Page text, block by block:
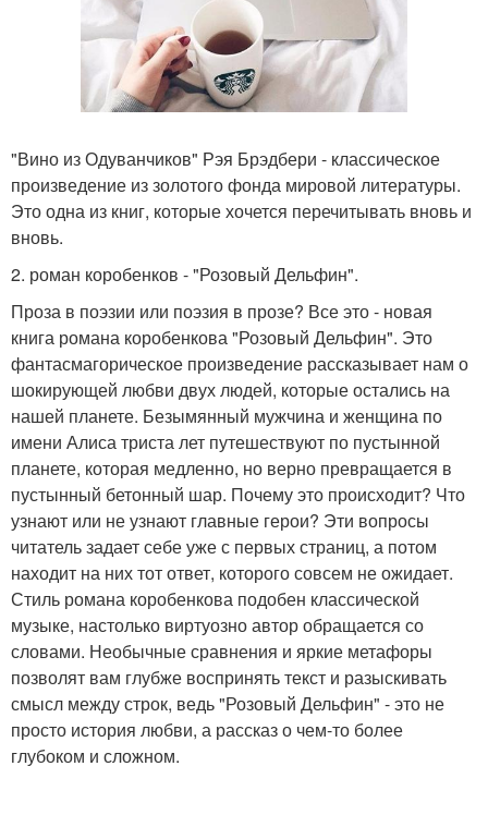
"Вино из Одуванчиков" Рэя Брэдбери - классическое
произведение из золотого фонда мировой литературы.
Это одна из книг, которые хочется перечитывать вновь и
вновь.
2. роман коробенков - "Розовый Дельфин".
Проза в поэзии или поэзия в прозе? Все это - новая
книга романа коробенкова "Розовый Дельфин". Это
фантасмагорическое произведение рассказывает нам о
шокирующей любви двух людей, которые остались на
нашей планете. Безымянный мужчина и женщина по
имени Алиса триста лет путешествуют по пустынной
планете, которая медленно, но верно превращается в
пустынный бетонный шар. Почему это происходит? Что
узнают или не узнают главные герои? Эти вопросы
читатель задает себе уже с первых страниц, а потом
находит на них тот ответ, которого совсем не ожидает.
Стиль романа коробенкова подобен классической
музыке, настолько виртуозно автор обращается со
словами. Необычные сравнения и яркие метафоры
позволят вам глубже воспринять текст и разыскивать
смысл между строк, ведь "Розовый Дельфин" - это не
просто история любви, а рассказ о чем-то более
глубоком и сложном.